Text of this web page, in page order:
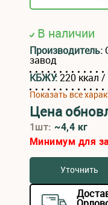
В наличии
Производитель:
завод
КБЖУ:220 ккал
Показать все
Цена
1шт: ~4,4 кг
Минимум для
Уточнить